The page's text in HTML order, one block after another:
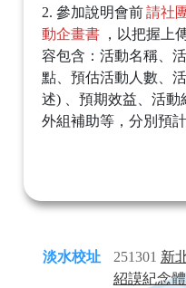
2. 參加說明會前請社
動企畫書
，以把握上
容包含：活動名稱、
點、預估活動人數、
述) 、預期效益、活
外組補助等，分別預計
淡水校址 251301 新
紹謨紀念